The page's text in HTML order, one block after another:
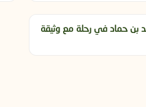
بن حماد في رحلة مع وثيقة